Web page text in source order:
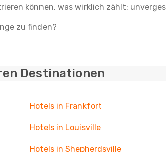
können, was wirklich zählt:
zu finden?
Destinationen
Hotels in Frankfort
Hotels in Louisville
Hotels in Shepherdsville